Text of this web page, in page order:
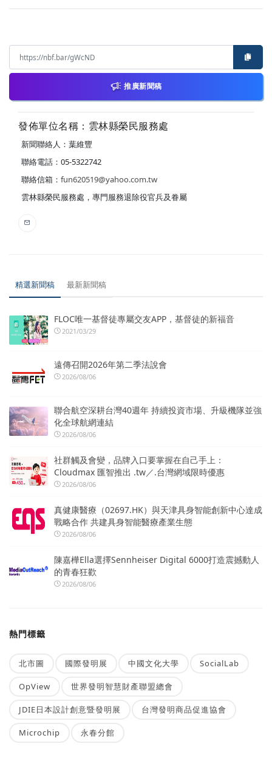
推廣新聞稿
發佈單位名稱：雲林縣榮民服務處
新聞聯絡人：葉維豐
聯絡電話：05-5322742
聯絡信箱： fun620519@yahoo.com.tw
雲林縣榮民服務處，專門服務退除役官兵及眷屬
精選新聞稿 最新新聞稿
FLOC唯一基督徒專屬交友APP，基督徒的新福音
2021/03/29
遠傳召開2026年第二季法說會
2026/08/06
聯合航空深耕台灣40週年 持續投資市場、升級機隊並強
化全球航網連結
2026/08/06
社群觸及會變，品牌入口要掌握在自己手上：
Cloudmax 匯智推出 .tw／.台灣網域限時優惠
2026/08/06
真健康醫療（02697.HK）與天津具身智能創新中心達成
戰略合作 共建具身智能醫療產業生態
2026/08/06
陳嘉樺Ella選擇Sennheiser Digital 6000打造震撼動人
的青春狂歡
2026/08/06
熱門標籤
北市圖 國際發明展 中國文化大學 SocialLab
OpView 世界發明智慧財產聯盟總會
JDIE日本設計創意暨發明展 台灣發明商品促進協會
Microchip 永春分館